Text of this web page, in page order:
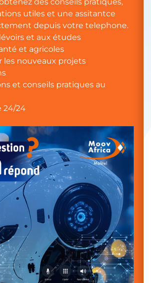
utiles et une assitantce
depuis votre telephone.
et aux études
et agricoles
les nouveaux projets
et conseils pratiques au
24/24